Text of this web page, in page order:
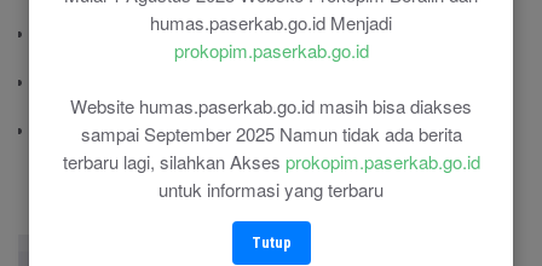
humas.paserkab.go.id Menjadi
prokopim.paserkab.go.id
Website humas.paserkab.go.id masih bisa diakses
sampai September 2025 Namun tidak ada berita
terbaru lagi, silahkan Akses prokopim.paserkab.go.id
untuk informasi yang terbaru
Tutup
Polisi Pamong Praja (Satpol PP)
(0543) 21110
RSU Panglima Sebaya
(0543) 21118
Twitter Instagram